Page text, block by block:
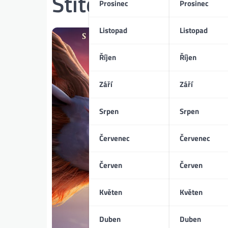
Prosinec
Listopad
Říjen
Září
Srpen
Červenec
Červen
Květen
Duben
Prosinec
Listopad
Říjen
Září
Srpen
Červenec
Červen
Květen
Duben